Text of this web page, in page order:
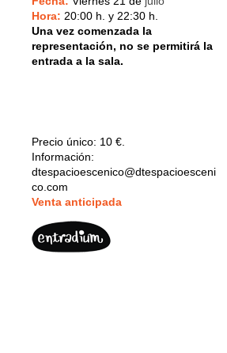
Hora: 20:00 h. y 22:30 h.
Una vez comenzada la
representación, no se permitirá la
entrada a la sala.
Precio único: 10 €.
Información:
dtespacioescenico@dtespacioesceni
co.com
Venta anticipada